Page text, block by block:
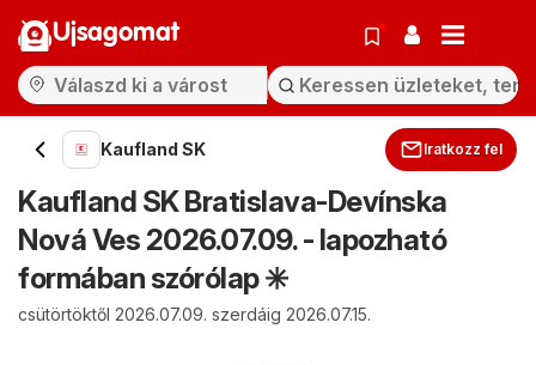
Ujsagomat
Kaufland SK Iratkozz fel
Kaufland SK Bratislava-Devínska
Nová Ves 2026.07.09. - lapozható
formában szórólap ✳️
csütörtöktől 2026.07.09. szerdáig 2026.07.15.